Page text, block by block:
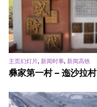
主页幻灯片, 新闻时事, 新闻高铁
彝家第一村 – 迤沙拉村